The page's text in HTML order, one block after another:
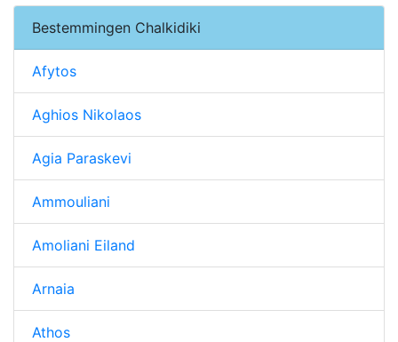
Bestemmingen Chalkidiki
Afytos
Aghios Nikolaos
Agia Paraskevi
Ammouliani
Amoliani Eiland
Arnaia
Athos